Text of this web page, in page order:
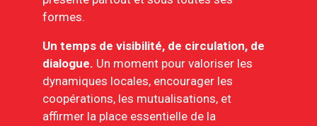
formes.
Un temps de visibilité, de circulation, de
dialogue. Un moment pour valoriser les
dynamiques locales, encourager les
coopérations, les mutualisations, et
affirmer la place essentielle de la